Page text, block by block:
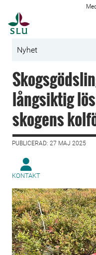
Nyhet
långsiktig
skogens
PUBLICERAD: 27 MAJ 2025
KONTAKT